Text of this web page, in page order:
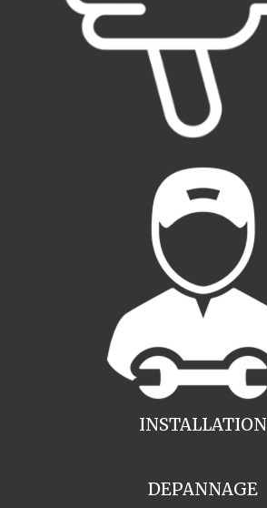
INSTALLATION
DEPANNAGE